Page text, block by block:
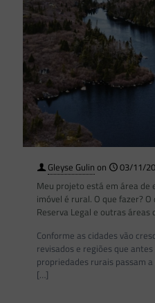
Gleyse Gulin on
03/11/
Meu projeto está em área de
imóvel é rural. O que fazer? O
Reserva Legal e outras áreas
Conforme as cidades vão
revisados e regiões que
propriedades rurais passam
[…]